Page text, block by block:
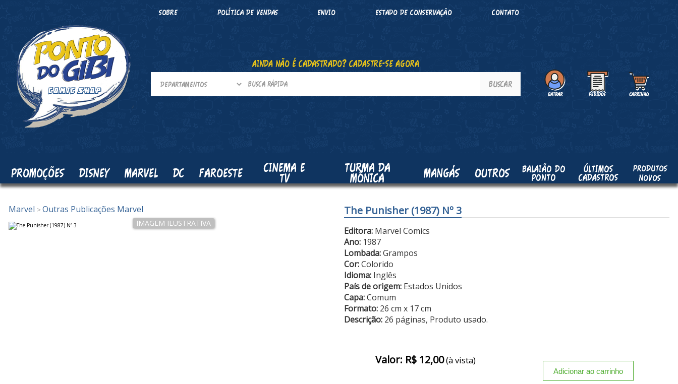
SOBRE POLÍTICA DE VENDAS ENVIO ESTADO DE CONSERVAÇÃO CONTATO
AINDA NÃO É CADASTRADO? CADASTRE-SE AGORA
PROMOÇÕES DISNEY MARVEL DC FAROESTE CINEMA E
TV
TURMA DA
MÔNICA MANGÁS OUTROS BALAIÃO DO
PONTO
ÚLTIMOS
CADASTROS
PRODUTOS
NOVOS
Marvel >Outras Publicações Marvel The Punisher (1987) Nº 3
Editora:Marvel Comics
Ano:1987
Lombada:Grampos
Cor:Colorido
Idioma:Inglês
País de origem:Estados Unidos
Capa:Comum
Formato:26 cm x 17 cm
Descrição: 26 páginas, Produto usado.
Valor: R$ 12,00(à vista)